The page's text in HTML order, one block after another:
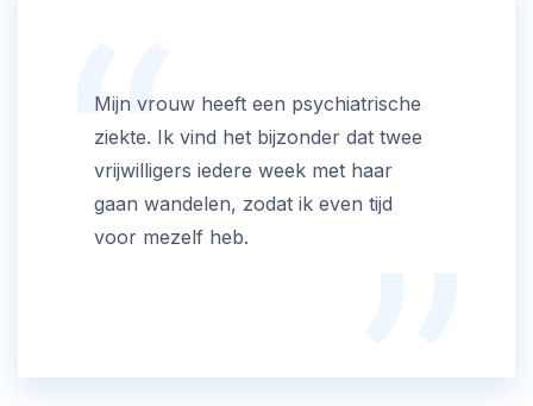
Mijn vrouw heeft een psychiatrische
ziekte. Ik vind het bijzonder dat twee
vrijwilligers iedere week met haar
gaan wandelen, zodat ik even tijd
voor mezelf heb.